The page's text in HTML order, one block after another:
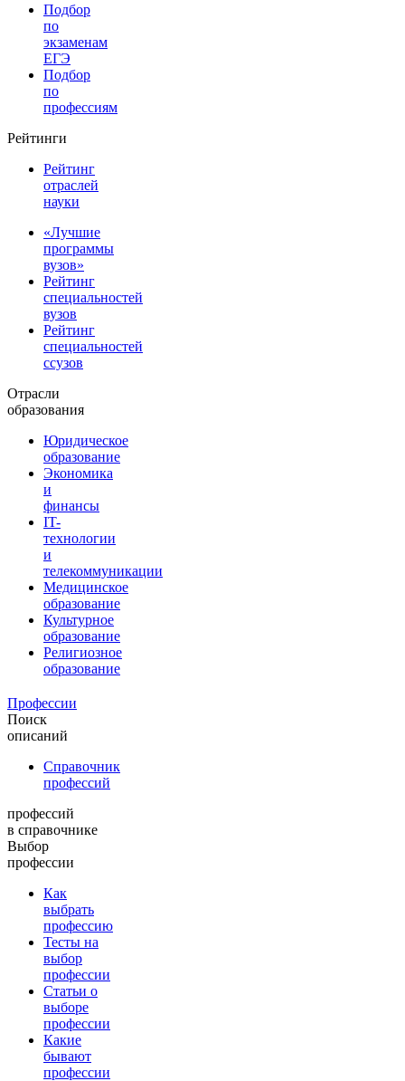
Подбор
по
экзаменам
ЕГЭ
Подбор
по
профессиям
Рейтинги
Рейтинг
отраслей
науки
«Лучшие
программы
вузов»
Рейтинг
специальностей
вузов
Рейтинг
специальностей
ссузов
Отрасли
образования
Юридическое
образование
Экономика
и
финансы
IT-
технологии
и
телекоммуникации
Медицинское
образование
Культурное
образование
Религиозное
образование
Профессии
Поиск
описаний
Справочник
профессий
профессий
в справочнике
Выбор
профессии
Как
выбрать
профессию
Тесты на
выбор
профессии
Статьи о
выборе
профессии
Какие
бывают
профессии